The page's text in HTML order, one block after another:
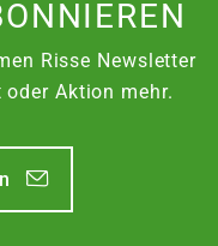
Risse Newsletter
Aktion mehr.